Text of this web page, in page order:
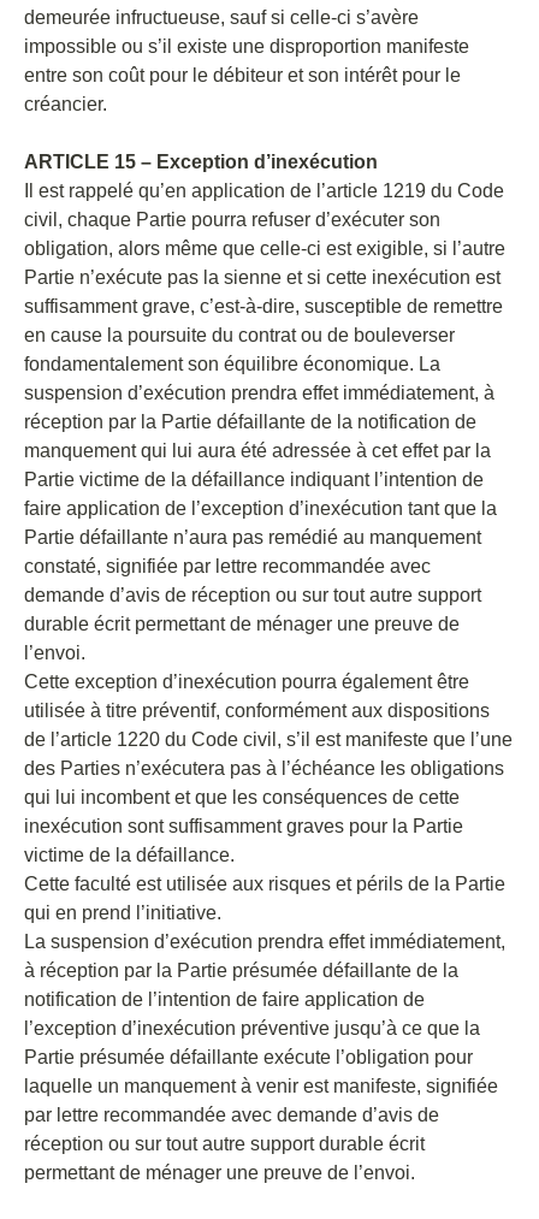
demeurée infructueuse, sauf si celle-ci s’avère
impossible ou s’il existe une disproportion manifeste
entre son coût pour le débiteur et son intérêt pour le
créancier.
ARTICLE 15 – Exception d’inexécution
Il est rappelé qu’en application de l’article 1219 du Code
civil, chaque Partie pourra refuser d’exécuter son
obligation, alors même que celle-ci est exigible, si l’autre
Partie n’exécute pas la sienne et si cette inexécution est
suffisamment grave, c’est-à-dire, susceptible de remettre
en cause la poursuite du contrat ou de bouleverser
fondamentalement son équilibre économique. La
suspension d’exécution prendra effet immédiatement, à
réception par la Partie défaillante de la notification de
manquement qui lui aura été adressée à cet effet par la
Partie victime de la défaillance indiquant l’intention de
faire application de l’exception d’inexécution tant que la
Partie défaillante n’aura pas remédié au manquement
constaté, signifiée par lettre recommandée avec
demande d’avis de réception ou sur tout autre support
durable écrit permettant de ménager une preuve de
l’envoi.
Cette exception d’inexécution pourra également être
utilisée à titre préventif, conformément aux dispositions
de l’article 1220 du Code civil, s’il est manifeste que l’une
des Parties n’exécutera pas à l’échéance les obligations
qui lui incombent et que les conséquences de cette
inexécution sont suffisamment graves pour la Partie
victime de la défaillance.
Cette faculté est utilisée aux risques et périls de la Partie
qui en prend l’initiative.
La suspension d’exécution prendra effet immédiatement,
à réception par la Partie présumée défaillante de la
notification de l’intention de faire application de
l’exception d’inexécution préventive jusqu’à ce que la
Partie présumée défaillante exécute l’obligation pour
laquelle un manquement à venir est manifeste, signifiée
par lettre recommandée avec demande d’avis de
réception ou sur tout autre support durable écrit
permettant de ménager une preuve de l’envoi.